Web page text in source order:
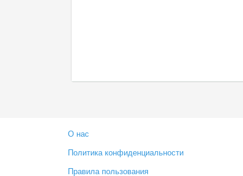
О нас
Политика конфиденциальности
Правила пользования